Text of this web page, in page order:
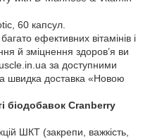
60 капсул.
ефективних вітамінів і
й зміцнення здоров’я ви
за доступними
швидка доставка «Новою
біодобавок Cranberry
ШКТ (закрепи, важкість,